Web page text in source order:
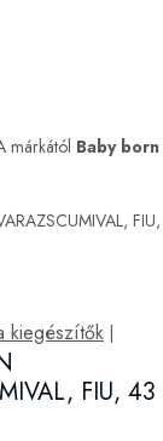
márkától Baby born
kiegészítők
FIU, 43